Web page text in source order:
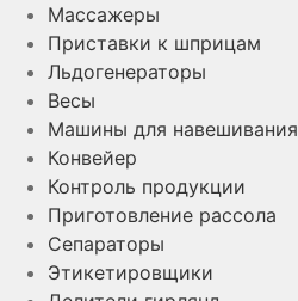
Массажеры
Приставки к шприцам
Льдогенераторы
Весы
Машины для навешивания
Конвейер
Контроль продукции
Приготовление рассола
Сепараторы
Этикетировщики